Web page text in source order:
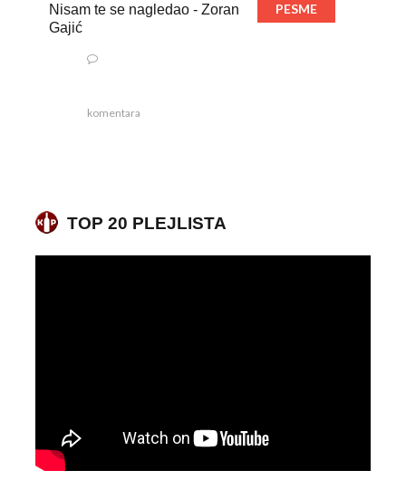
Nisam te se nagledao - Zoran
Gajić
PESME
komentara
TOP 20 PLEJLISTA